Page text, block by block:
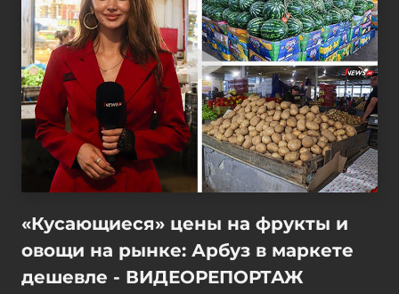
«Кусающиеся» цены на фрукты и
овощи на рынке: Арбуз в маркете
дешевле - ВИДЕОРЕПОРТАЖ